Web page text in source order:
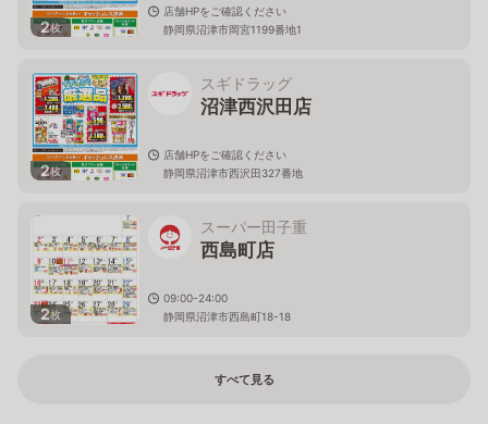
2枚
店舗HPをご確認ください
静岡県沼津市岡宮1199番地1
2枚
スギドラッグ
沼津西沢田店
店舗HPをご確認ください
静岡県沼津市西沢田327番地
2枚
スーパー田子重
西島町店
09:00-24:00
静岡県沼津市西島町18-18
すべて見る